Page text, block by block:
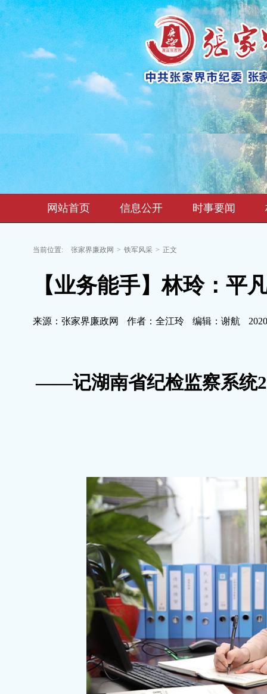
网站首页 信息公开 时事要闻
当前位置: 张家界廉政网 > 铁军风采 > 正文
【业务能手】林玲：平
来源：张家界廉政网 作者：全江玲 编辑：谢航
——记湖南省纪检监察系统